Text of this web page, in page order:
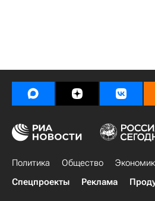
Политика Общество
Спецпроекты
Реклама